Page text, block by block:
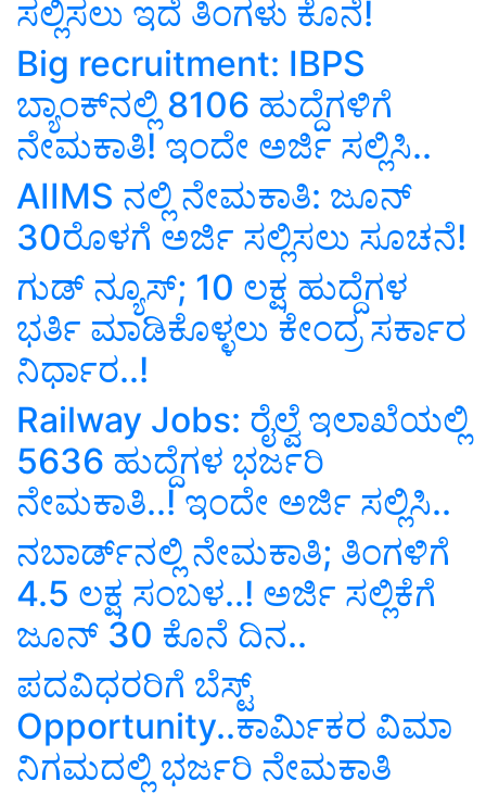
ಸಲ್ಲಿಸಲು ಇದೆ ತಿಂಗಳು ಕೊನೆ!
Big recruitment: IBPS
ಬ್ಯಾಂಕ್‌ನಲ್ಲಿ 8106 ಹುದ್ದೆಗಳಿಗೆ
ನೇಮಕಾತಿ! ಇಂದೇ ಅರ್ಜಿ ಸಲ್ಲಿಸಿ..
AIIMS ನಲ್ಲಿ ನೇಮಕಾತಿ: ಜೂನ್‌
30ರೊಳಗೆ ಅರ್ಜಿ ಸಲ್ಲಿಸಲು ಸೂಚನೆ!
ಗುಡ್ ನ್ಯೂಸ್; 10 ಲಕ್ಷ ಹುದ್ದೆಗಳ
ಭರ್ತಿ ಮಾಡಿಕೊಳ್ಳಲು ಕೇಂದ್ರ ಸರ್ಕಾರ
ನಿರ್ಧಾರ..!
Railway Jobs: ರೈಲ್ವೆ ಇಲಾಖೆಯಲ್ಲಿ
5636 ಹುದ್ದೆಗಳ ಭರ್ಜರಿ
ನೇಮಕಾತಿ..! ಇಂದೇ ಅರ್ಜಿ ಸಲ್ಲಿಸಿ..
ನಬಾರ್ಡ್‌ನಲ್ಲಿ ನೇಮಕಾತಿ; ತಿಂಗಳಿಗೆ
4.5 ಲಕ್ಷ ಸಂಬಳ..! ಅರ್ಜಿ ಸಲ್ಲಿಕೆಗೆ
ಜೂನ್‌ 30 ಕೊನೆ ದಿನ..
ಪದವಿಧರರಿಗೆ ಬೆಸ್ಟ್‌
Opportunity..ಕಾರ್ಮಿಕರ ವಿಮಾ
ನಿಗಮದಲ್ಲಿ ಭರ್ಜರಿ ನೇಮಕಾತಿ